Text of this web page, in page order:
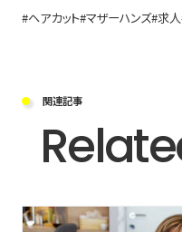
#ヘアカット#マザーハンズ#求人
関連記事